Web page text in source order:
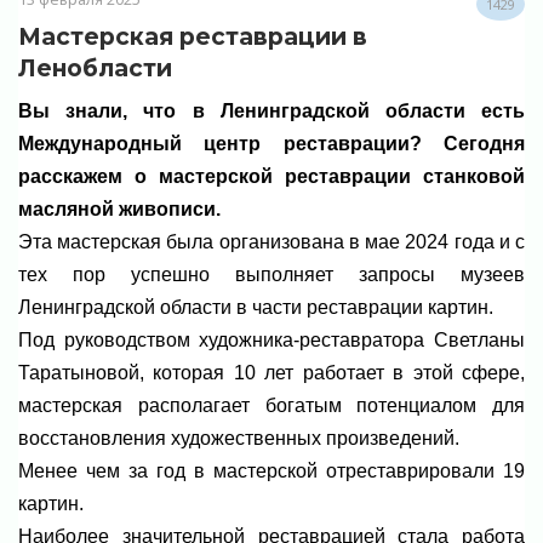
1429
Мастерская реставрации в
Ленобласти
Вы знали, что в Ленинградской области есть
Международный центр реставрации? Сегодня
расскажем о мастерской реставрации станковой
масляной живописи.
Эта мастерская была организована в мае 2024 года и с
тех пор успешно выполняет запросы музеев
Ленинградской области в части реставрации картин.
Под руководством художника-реставратора Светланы
Таратыновой, которая 10 лет работает в этой сфере,
мастерская располагает богатым потенциалом для
восстановления художественных произведений.
Менее чем за год в мастерской отреставрировали 19
картин.
Наиболее значительной реставрацией стала работа